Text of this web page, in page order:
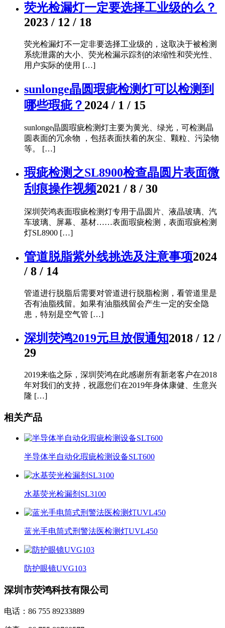
荧光检漏灯一定要选择工业级的么？
2023 / 12 / 18
荧光检漏灯不一定非要选择工业级的，这取决于被检测
系统泄露的大小、荧光检漏示踪剂的浓缩性和荧光性、
用户实际的使用 […]
sunlonge晶圆瑕疵检测灯可以检测到
哪些瑕疵？ 2024 / 1 / 15
sunlonge晶圆瑕疵检测灯主要为黄光、绿光，可检测晶
圆表面的冗余物 ，包括表面扶着的灰尘、颗粒、污染物
等。 […]
瑕疵检测之SL8900检查晶圆片表面微
刮痕操作视频2021 / 8 / 30
深圳荧鸿表面瑕疵检测灯专用于晶圆片、液晶玻璃、汽
车玻璃、屏幕、基材……表面瑕疵检测，表面瑕疵检测
灯SL8900 […]
管道脱脂紫外线挑选及注意事项2024
/ 8 / 14
管道进行脱脂后需要对管道进行脱脂检测，看管道里是
否有油脂残留。如果有油脂残留会产生一定的安全隐
患，特别是空气管 […]
深圳荧鸿2019元旦放假通知2018 / 12 /
29
2019来临之际，深圳荧鸿在此感谢所有新老客户在2018
年对我们的支持，祝愿您们在2019年身体康健、生意兴
隆 […]
相关产品
半导体半自动化瑕疵检测设备SLT600
水基荧光检漏剂SL3100
蓝光手电筒式刑警法医检测灯UVL450
防护眼镜UVG103
深圳市荧鸿科技有限公司
电话：86 755 89233889